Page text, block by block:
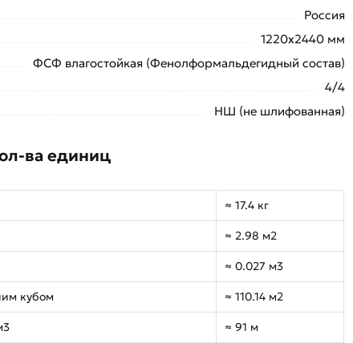
Россия
1220х2440 мм
ФСФ влагостойкая (Фенолформальдегидный состав)
4/4
НШ (не шлифованная)
ва единиц
≈ 17.4 кг
≈ 2.98 м2
≈ 0.027 м3
кубом ≈ 110.14 м2
≈ 91 м